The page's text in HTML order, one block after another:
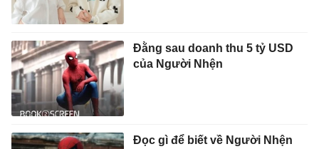
Đằng sau doanh thu 5 tỷ USD
của Người Nhện
Đọc gì để biết về Người Nhện